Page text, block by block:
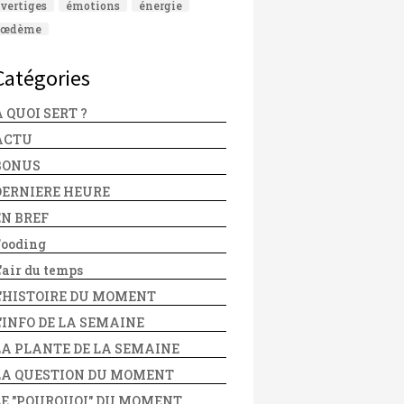
vertiges émotions
énergie
œdème
QUOI SERT ?
HEURE
BREF
du temps
DU MOMENT
DE LA SEMAINE
PLANTE DE LA SEMAINE
QUESTION DU MOMENT